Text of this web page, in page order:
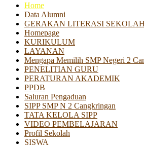
Home
Data Alumni
GERAKAN LITERASI
Homepage
KURIKULUM
LAYANAN
Mengapa Memilih SMP Negeri 2
PENELITIAN GURU
PERATURAN AKADEMIK
PPDB
Saluran Pengaduan
SIPP SMP N 2 Cangkringan
TATA KELOLA SIPP
VIDEO PEMBELAJARAN
Profil Sekolah
SISWA